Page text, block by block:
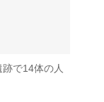
で14体の人